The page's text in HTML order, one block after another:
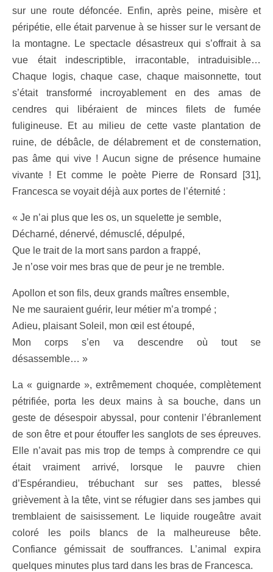
sur une route défoncée. Enfin, après peine, misère et
péripétie, elle était parvenue à se hisser sur le versant de
la montagne. Le spectacle désastreux qui s’offrait à sa
vue était indescriptible, irracontable, intraduisible…
Chaque logis, chaque case, chaque maisonnette, tout
s’était transformé incroyablement en des amas de
cendres qui libéraient de minces filets de fumée
fuligineuse. Et au milieu de cette vaste plantation de
ruine, de débâcle, de délabrement et de consternation,
pas âme qui vive ! Aucun signe de présence humaine
vivante ! Et comme le poète Pierre de Ronsard [31],
Francesca se voyait déjà aux portes de l’éternité :
« Je n’ai plus que les os, un squelette je semble,
Décharné, dénervé, démusclé, dépulpé,
Que le trait de la mort sans pardon a frappé,
Je n’ose voir mes bras que de peur je ne tremble.
Apollon et son fils, deux grands maîtres ensemble,
Ne me sauraient guérir, leur métier m’a trompé ;
Adieu, plaisant Soleil, mon œil est étoupé,
Mon corps s’en va descendre où tout se
désassemble… »
La « guignarde », extrêmement choquée, complètement
pétrifiée, porta les deux mains à sa bouche, dans un
geste de désespoir abyssal, pour contenir l’ébranlement
de son être et pour étouffer les sanglots de ses épreuves.
Elle n’avait pas mis trop de temps à comprendre ce qui
était vraiment arrivé, lorsque le pauvre chien
d’Espérandieu, trébuchant sur ses pattes, blessé
grièvement à la tête, vint se réfugier dans ses jambes qui
tremblaient de saisissement. Le liquide rougeâtre avait
coloré les poils blancs de la malheureuse bête.
Confiance gémissait de souffrances. L’animal expira
quelques minutes plus tard dans les bras de Francesca.